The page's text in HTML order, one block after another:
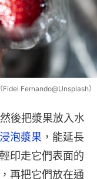
Fernando@Unsplash）
後把漿果放入水
泡漿果 ，能延長
印走它們表面的
再把它們放在通